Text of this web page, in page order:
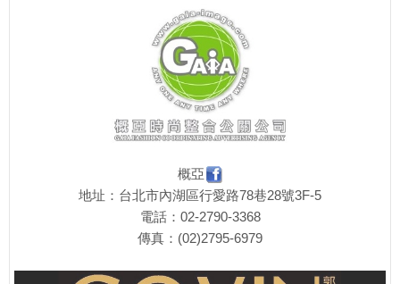
概亞
地址：台北市內湖區行愛路78巷28號3F-5
電話：02-2790-3368
傳真：(02)2795-6979